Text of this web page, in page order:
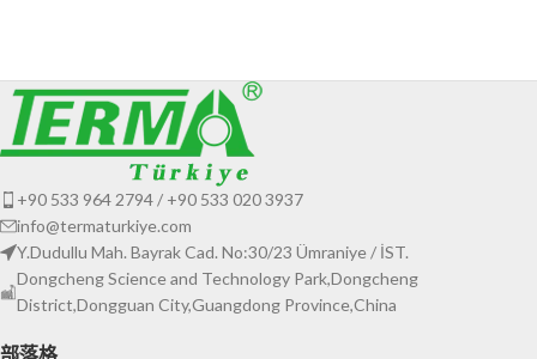
+90 533 964 2794 / +90 533 020 3937
info@termaturkiye.com
Y.Dudullu Mah. Bayrak Cad. No:30/23 Ümraniye / İST.
Dongcheng Science and Technology Park,Dongcheng
District,Dongguan City,Guangdong Province,China